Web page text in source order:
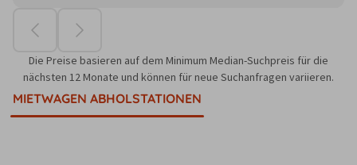
Die Preise basieren auf dem Minimum Median-Suchpreis für die
nächsten 12 Monate und können für neue Suchanfragen variieren.
MIETWAGEN ABHOLSTATIONEN